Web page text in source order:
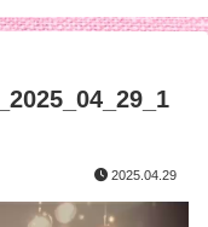
2025.04.29